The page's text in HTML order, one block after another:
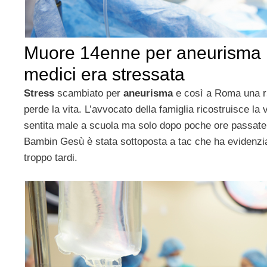
Muore 14enne per aneurisma
medici era stressata
Stress scambiato per aneurismae così a Roma una
perde la vita. L’avvocato della famiglia ricostruisce la
sentita male a scuola ma solo dopo poche ore
Bambin Gesù è stata sottoposta a tac che ha
troppo tardi.